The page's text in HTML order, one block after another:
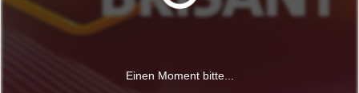
Einen Moment bitte...